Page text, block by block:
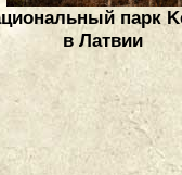
парк
в Латвии